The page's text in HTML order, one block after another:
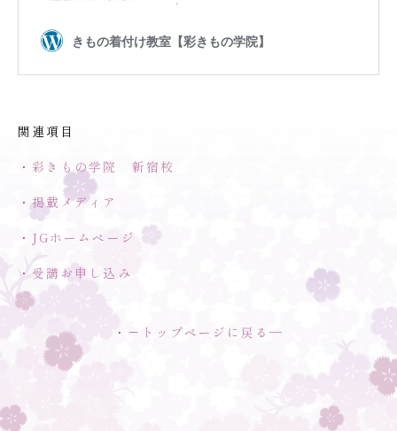
関連項目
・ 彩きもの学院 新宿校
・掲載メディア
・ JGホームページ
・受講お申し込み
・－ トップページに戻る―